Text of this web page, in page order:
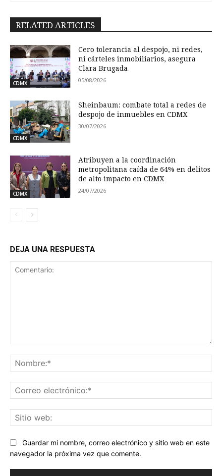
RELATED ARTICLES
CDMX
Cero tolerancia al despojo, ni redes,
ni cárteles inmobiliarios, asegura
Clara Brugada
05/08/2026
CDMX
Sheinbaum: combate total a redes de
despojo de inmuebles en CDMX
30/07/2026
CDMX
Atribuyen a la coordinación
metropolitana caída de 64% en delitos
de alto impacto en CDMX
24/07/2026
DEJA UNA RESPUESTA
Guardar mi nombre, correo electrónico y sitio web en este
navegador la próxima vez que comente.